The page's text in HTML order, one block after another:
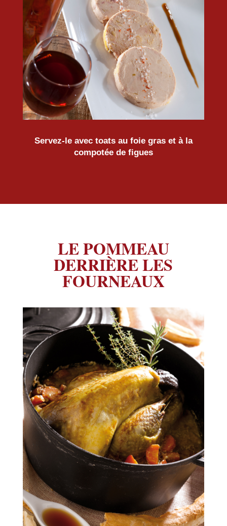
Servez-le avec toats au foie gras et à la
compotée de figues
LE POMMEAU
DERRIÈRE LES
FOURNEAUX